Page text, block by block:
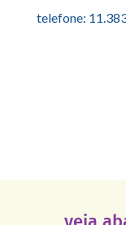
telefone: